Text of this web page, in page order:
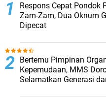
Respons Cepat Pondok
Zam-Zam, Dua Oknum
Dipecat
Bertemu Pimpinan
Kepemudaan, MMS
Selamatkan Generasi